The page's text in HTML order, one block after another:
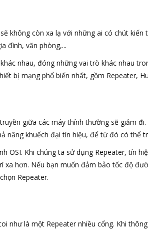
không còn xa lạ với những ai có chút
đình, văn phòng,...
nhau, đóng những vai trò khác nhau
bị mạng phổ biến nhất, gồm Repeater,
giữa các máy thính thường sẽ giảm
năng khuếch đại tín hiệu, để từ đó có thể
OSI. Khi chúng ta sử dụng Repeater, tín
hơn. Nếu bạn muốn đảm bảo tốc độ
Repeater.
như là một Repeater nhiều cổng. Khi